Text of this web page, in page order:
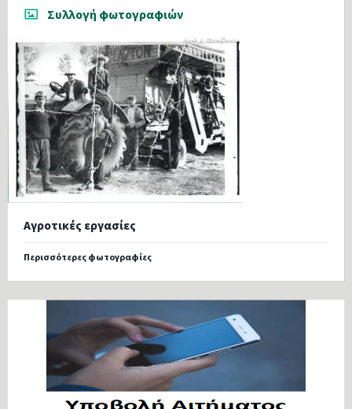
Συλλογή φωτογραφιών
Αγροτικές εργασίες
Περισσότερες φωτογραφίες